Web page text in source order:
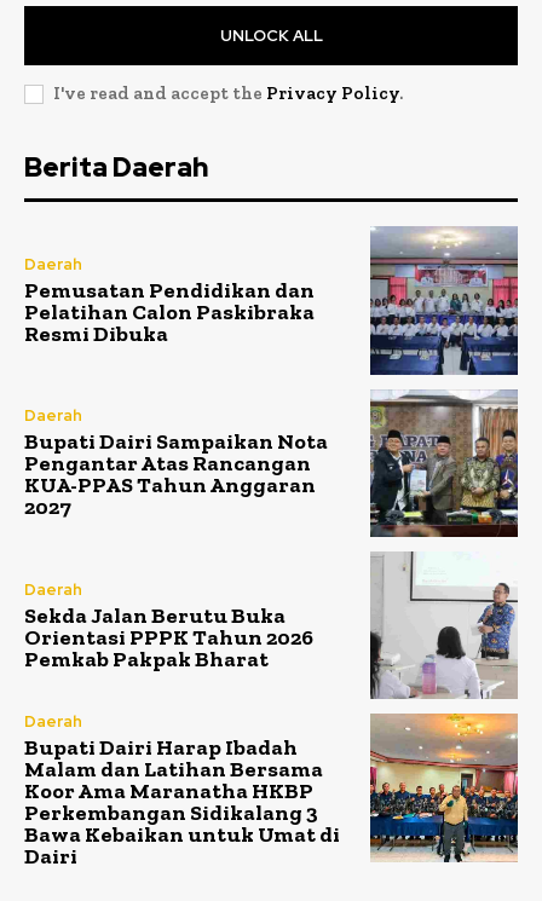
UNLOCK ALL
I've read and accept the Privacy Policy.
Berita Daerah
Daerah
Pemusatan Pendidikan dan
Pelatihan Calon Paskibraka
Resmi Dibuka
Daerah
Bupati Dairi Sampaikan Nota
Pengantar Atas Rancangan
KUA-PPAS Tahun Anggaran
2027
Daerah
Sekda Jalan Berutu Buka
Orientasi PPPK Tahun 2026
Pemkab Pakpak Bharat
Daerah
Bupati Dairi Harap Ibadah
Malam dan Latihan Bersama
Koor Ama Maranatha HKBP
Perkembangan Sidikalang 3
Bawa Kebaikan untuk Umat di
Dairi